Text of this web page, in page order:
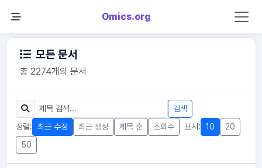
Omics.org
모든 문서
총 2274개의 문서
검색
정렬:
최근 수정 최근 생성 제목 순 조회수 표시: 10
20
50